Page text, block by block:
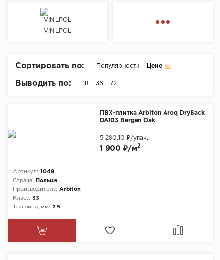
VINILPOL
Сортировать по: Популярности Цене
Выводить по: 18 36 72
ПВХ-плитка Arbiton Aroq DryBack
DA103 Bergen Oak
Артикул: 1049
Страна:
Польша
Производитель: Arbiton
Класс: 33
Толщина, мм: 2.5
1 900 ₽/м2
5 280.10 ₽/упак.